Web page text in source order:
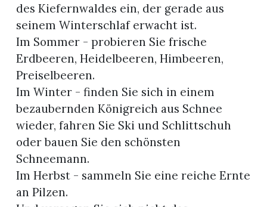
des Kiefernwaldes ein, der gerade aus
seinem Winterschlaf erwacht ist.
Im Sommer - probieren Sie frische
Erdbeeren, Heidelbeeren, Himbeeren,
Preiselbeeren.
Im Winter - finden Sie sich in einem
bezaubernden Königreich aus Schnee
wieder, fahren Sie Ski und Schlittschuh
oder bauen Sie den schönsten
Schneemann.
Im Herbst - sammeln Sie eine reiche Ernte
an Pilzen.